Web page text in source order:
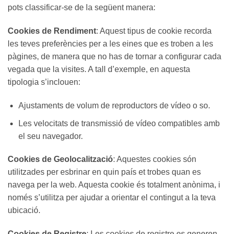
pots classificar-se de la següent manera:
Cookies de Rendiment: Aquest tipus de cookie recorda
les teves preferències per a les eines que es troben a les
pàgines, de manera que no has de tornar a configurar cada
vegada que la visites. A tall d’exemple, en aquesta
tipologia s’inclouen:
Ajustaments de volum de reproductors de vídeo o so.
Les velocitats de transmissió de vídeo compatibles amb
el seu navegador.
Cookies de Geolocalització: Aquestes cookies són
utilitzades per esbrinar en quin país et trobes quan es
navega per la web. Aquesta cookie és totalment anònima, i
només s’utilitza per ajudar a orientar el contingut a la teva
ubicació.